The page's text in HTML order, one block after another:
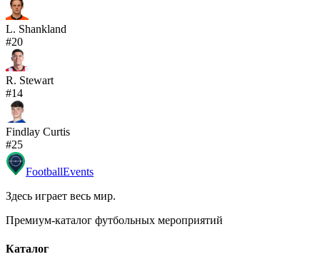
L. Shankland
#20
R. Stewart
#14
Findlay Curtis
#25
FootballEvents
Здесь играет весь мир.
Премиум-каталог футбольных мероприятий
Каталог